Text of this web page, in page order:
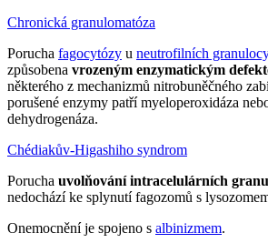
Chronická granulomatóza
Porucha fagocytózy u neutrofilních
způsobena vrozeným enzymatickým
některého z mechanizmů nitrobuněčného
porušené enzymy patří myeloperoxidáza
dehydrogenáza.
Chédiakův-Higashiho syndrom
Porucha uvolňování intracelulárních
nedochází ke splynutí fagozomů s
Onemocnění je spojeno s albinizmem.